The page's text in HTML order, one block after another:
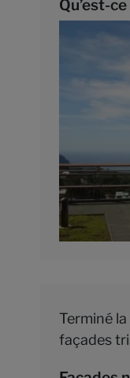
Garante
Qu’est-
Terminé
façades